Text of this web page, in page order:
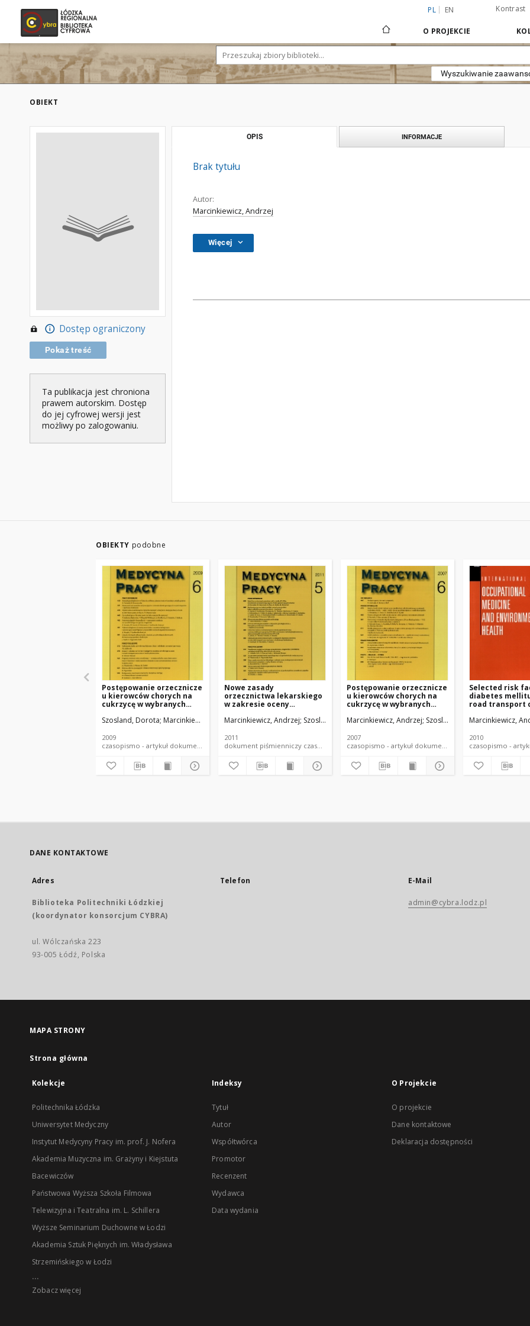
PL EN Kontrast
O PROJEKCIE
Wyszukiwanie
OBIEKT
Dostęp ograniczony
Pokaż treść
Ta publikacja jest chroniona
prawem autorskim. Dostęp
do jej cyfrowej wersji jest
możliwy po zalogowaniu.
OPIS INFORMACJE
Brak tytułu
Autor:
Marcinkiewicz, Andrzej
Więcej
OBIEKTY podobne
Postępowanie orzecznicze
u kierowców chorych na
cukrzycę w wybranych
Szosland, Dorota Marcinkiewicz, Andrzej
2009
czasopismo - artykuł dokument piśmienniczy
Nowe zasady
orzecznictwa lekarskiego
w zakresie oceny
zdrowotnych do
osoby chorej na cukrzycę
Marcinkiewicz, Andrzej Szosland, Dorota
2011
dokument piśmienniczy czasopismo - artykuł
Postępowanie orzecznicze
u kierowców chorych na
cukrzycę w wybranych
Marcinkiewicz, Andrzej Szosland, Dorota
2007
czasopismo - artykuł dokument piśmienniczy
Selected risk
diabetes
road transport
Marcinkiewicz,
2010
DANE KONTAKTOWE
Adres
Biblioteka Politechniki Łódzkiej
(koordynator konsorcjum CYBRA)
ul. Wólczańska 223
93-005 Łódź, Polska
Telefon E-Mail
admin@cybra.lodz.pl
MAPA STRONY
Strona główna
Kolekcje
Politechnika Łódzka
Uniwersytet Medyczny
Instytut Medycyny Pracy im. prof. J. Nofera
Akademia Muzyczna im. Grażyny i Kiejstuta
Bacewiczów
Państwowa Wyższa Szkoła Filmowa
Telewizyjna i Teatralna im. L. Schillera
Wyższe Seminarium Duchowne w Łodzi
Akademia Sztuk Pięknych im. Władysława
Strzemińskiego w Łodzi
...
Zobacz więcej
Indeksy
Tytuł
Autor
Współtwórca
Promotor
Recenzent
Wydawca
Data wydania
O Projekcie
O projekcie
Dane kontaktowe
Deklaracja dostępności